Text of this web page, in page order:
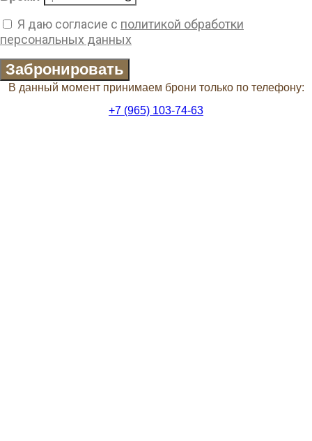
Я даю согласие с политикой обработки
персональных данных
Забронировать
В данный момент принимаем брони только по телефону:
+7 (965) 103-74-63